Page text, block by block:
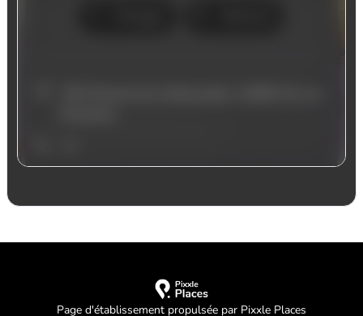
Page d'établissement propulsée par Pixxle Places